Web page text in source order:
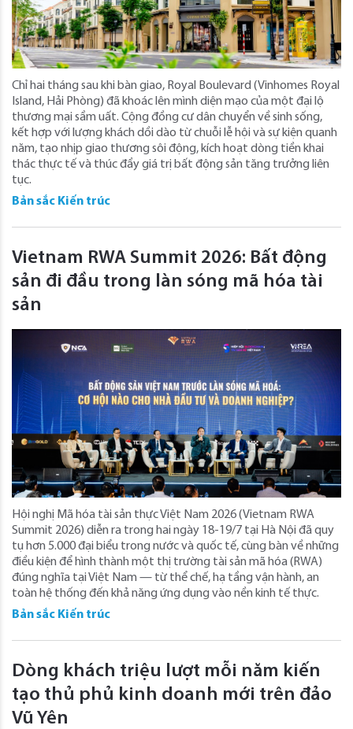
Chỉ hai tháng sau khi bàn giao, Royal Boulevard (Vinhomes Royal
Island, Hải Phòng) đã khoác lên mình diện mạo của một đại lộ
thương mại sầm uất. Cộng đồng cư dân chuyển về sinh sống,
kết hợp với lượng khách dồi dào từ chuỗi lễ hội và sự kiện quanh
năm, tạo nhịp giao thương sôi động, kích hoạt dòng tiền khai
thác thực tế và thúc đẩy giá trị bất động sản tăng trưởng liên
tục.
Bản sắc Kiến trúc
Vietnam RWA Summit 2026: Bất động
sản đi đầu trong làn sóng mã hóa tài
sản
Hội nghị Mã hóa tài sản thực Việt Nam 2026 (Vietnam RWA
Summit 2026) diễn ra trong hai ngày 18-19/7 tại Hà Nội đã quy
tụ hơn 5.000 đại biểu trong nước và quốc tế, cùng bàn về những
điều kiện để hình thành một thị trường tài sản mã hóa (RWA)
đúng nghĩa tại Việt Nam — từ thể chế, hạ tầng vận hành, an
toàn hệ thống đến khả năng ứng dụng vào nền kinh tế thực.
Bản sắc Kiến trúc
Dòng khách triệu lượt mỗi năm kiến
tạo thủ phủ kinh doanh mới trên đảo
Vũ Yên